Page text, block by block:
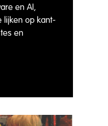
en AI,
lijken op kant-
en